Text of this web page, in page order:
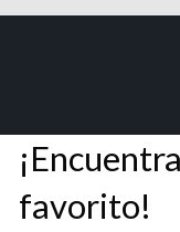
favorito!